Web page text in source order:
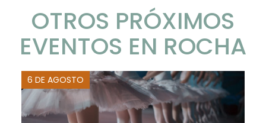
OTROS PRÓXIMOS
EVENTOS EN ROCHA
6 DE AGOSTO